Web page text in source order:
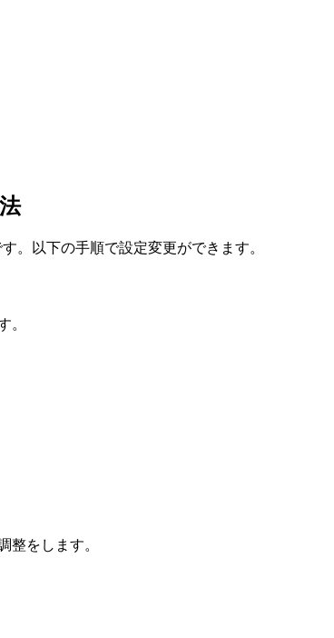
。以下の手順で設定変更ができます。
。
整をします。